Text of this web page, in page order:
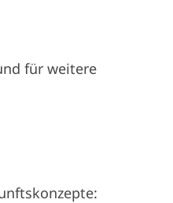
für weitere